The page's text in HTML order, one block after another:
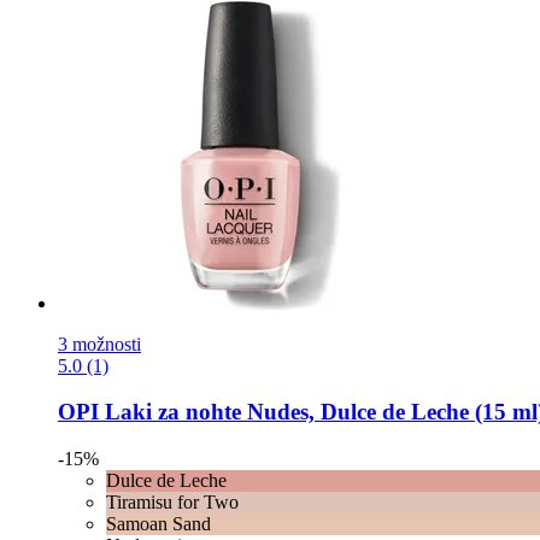
3 možnosti
5.0 (1)
OPI Laki za nohte Nudes, Dulce de Leche (15
-15%
Dulce de Leche
Tiramisu for Two
Samoan Sand